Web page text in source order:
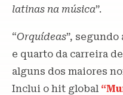
latinas na música”.
“Orquídeas”, segundo
e quarto da carreira
alguns dos maiores
Inclui o hit global